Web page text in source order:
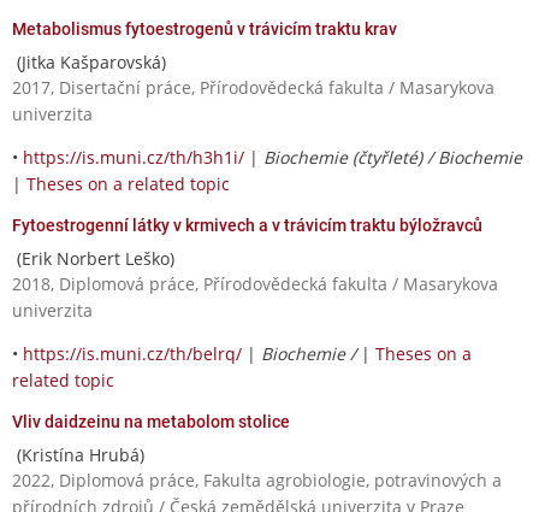
Metabolismus fytoestrogenů v trávicím traktu krav
(Jitka Kašparovská)
2017, Disertační práce, Přírodovědecká fakulta / Masarykova
univerzita
• https://is.muni.cz/th/h3h1i/ | Biochemie (čtyřleté) / Biochemie
| Theses on a related topic
Fytoestrogenní látky v krmivech a v trávicím traktu býložravců
(Erik Norbert Leško)
2018, Diplomová práce, Přírodovědecká fakulta / Masarykova
univerzita
• https://is.muni.cz/th/belrq/ | Biochemie / | Theses on a
related topic
Vliv daidzeinu na metabolom stolice
(Kristína Hrubá)
2022, Diplomová práce, Fakulta agrobiologie, potravinových a
přírodních zdrojů / Česká zemědělská univerzita v Praze